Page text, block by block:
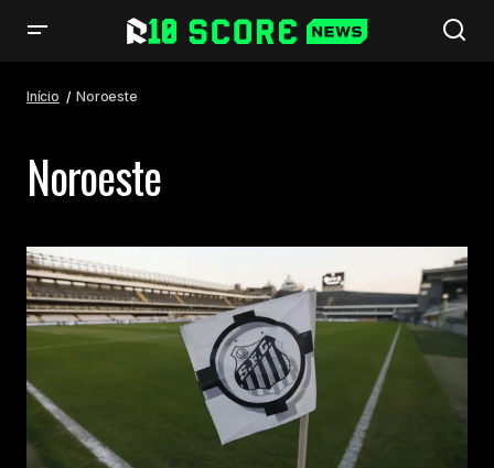
Início Noroeste
Noroeste